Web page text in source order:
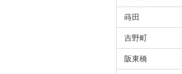
蒔田
吉野町
阪東橋